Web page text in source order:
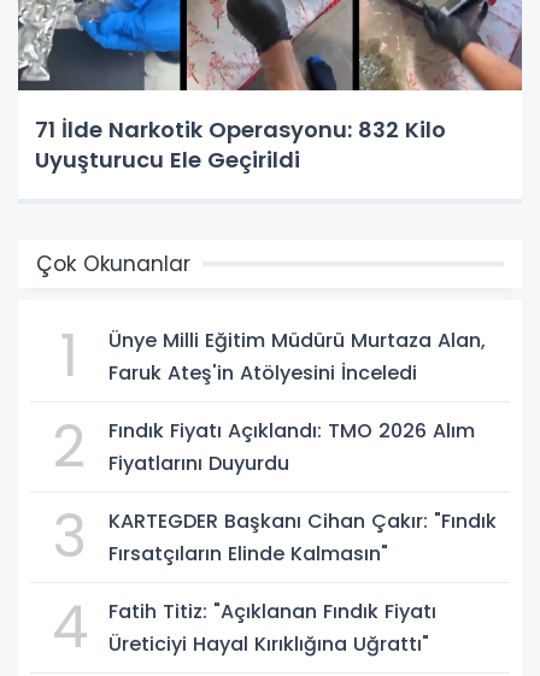
71 İlde Narkotik Operasyonu: 832 Kilo
Uyuşturucu Ele Geçirildi
Çok Okunanlar
1
Ünye Milli Eğitim Müdürü Murtaza Alan,
Faruk Ateş'in Atölyesini İnceledi
2
Fındık Fiyatı Açıklandı: TMO 2026 Alım
Fiyatlarını Duyurdu
3
KARTEGDER Başkanı Cihan Çakır: "Fındık
Fırsatçıların Elinde Kalmasın"
4
Fatih Titiz: "Açıklanan Fındık Fiyatı
Üreticiyi Hayal Kırıklığına Uğrattı"